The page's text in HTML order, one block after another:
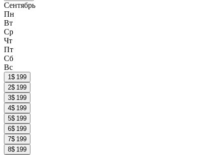
Сентябрь
Пн
Вт
Ср
Чт
Пт
Сб
Вс
1$ 199
2$ 199
3$ 199
4$ 199
5$ 199
6$ 199
7$ 199
8$ 199